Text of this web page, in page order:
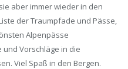
aber immer wieder in den
der Traumpfade und Pässe,
Alpenpässe
Vorschläge in die
Viel Spaß in den Bergen.